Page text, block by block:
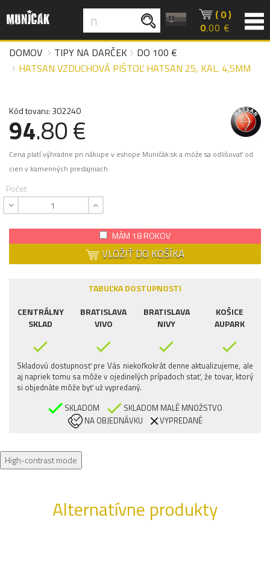
( 0 )
0.00 €
DOMOV
TIPY NA DARČEK
DO 100 €
HATSAN VZDUCHOVÁ PIŠTOĽ HATSAN 25, KAL. 4,5MM
Kód tovaru: 302240
94.80 €
Cena platí výhradne pri nákupe v eshope Muničák.sk a môže sa odlišovať od
cien v kamenných predajniach.
Počet
MÁM 18 ROKOV
VLOŽIŤ DO KOŠÍKA
TABUĽKA DOSTUPNOSTI
CENTRÁLNY
SKLAD
BRATISLAVA
VIVO
BRATISLAVA
NIVY
KOŠICE
AUPARK
Skladovú dostupnosť pre Vás niekoľkokrát denne aktualizujeme, ale
aj napriek tomu sa môže v ojedinelých prípadoch stať, že tovar, ktorý
si objednáte môže byť už vypredaný.
SKLADOM
SKLADOM MALÉ MNOŽSTVO
NA OBJEDNÁVKU
VYPREDANÉ
High-contrast mode
Alternatívne produkty